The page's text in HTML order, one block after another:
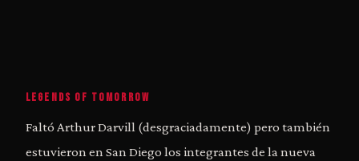
LEGENDS OF TOMORROW
Faltó Arthur Darvill (desgraciadamente) pero también
estuvieron en San Diego los integrantes de la nueva